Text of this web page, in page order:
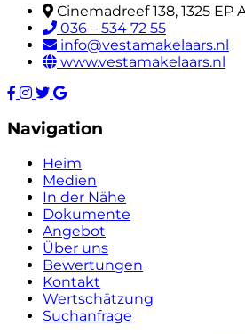
Cinemadreef 138, 1325 EP
036 – 534 72 55
info@vestamakelaars.nl
www.vestamakelaars.nl
Navigation
Heim
Medien
In der Nähe
Dokumente
Angebot
Über uns
Bewertungen
Kontakt
Wertschätzung
Suchanfrage